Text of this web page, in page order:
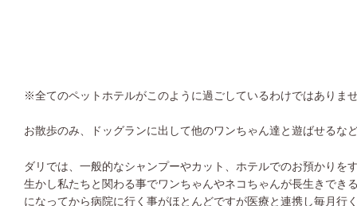
※全てのペットホテルがこのように過ごしているわけではありま
お散歩のみ、ドッグランに出して他のワンちゃん達と遊ばせるな
ダリでは、一般的なシャンプーやカット、ホテルでのお預かりを
生かし私たちと関わる事でワンちゃんやネコちゃんが長生きで
になってから病院に行く事がほとんどですが医療と連携し毎月行